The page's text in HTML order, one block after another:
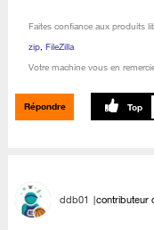
Faites confiance aux produits
zip,FileZilla
Votre machine vous en
Répondre
ddb01 contributeur